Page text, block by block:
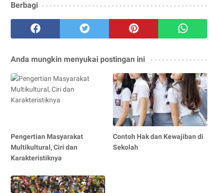
Berbagi
Anda mungkin menyukai postingan ini
Pengertian Masyarakat
Multikultural, Ciri dan
Karakteristiknya
Contoh Hak dan Kewajiban di
Sekolah